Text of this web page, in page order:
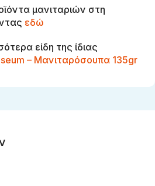
μανιταριών στη
εδώ
είδη της ίδιας
– Μανιταρόσουπα 135gr